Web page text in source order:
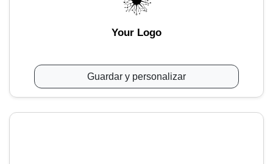
Your Logo
Guardar y personalizar